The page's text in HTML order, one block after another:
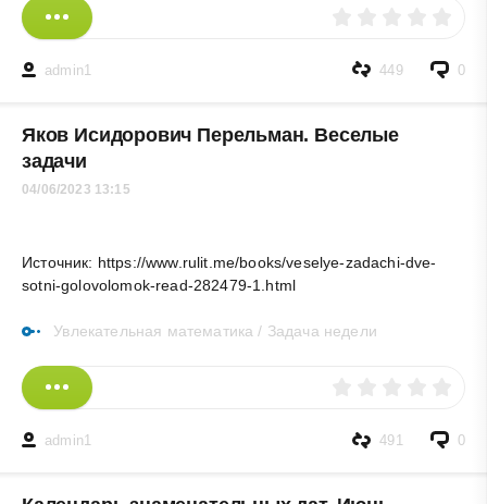
admin1 0
449
Яков Исидорович Перельман. Веселые
задачи
04/06/2023 13:15
Источник: https://www.rulit.me/books/veselye-zadachi-dve-
sotni-golovolomok-read-282479-1.html
Увлекательная математика / Задача недели
admin1 0
491